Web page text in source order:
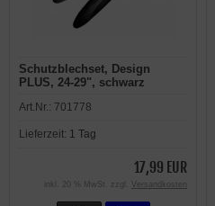
Schutzblechset, Design
PLUS, 24-29", schwarz
Art.Nr.: 701778
Lieferzeit: 1 Tag
17,99 EUR
inkl. 20 % MwSt. zzgl. Versandkosten